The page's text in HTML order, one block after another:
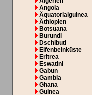
Angola
Äquatorialguinea
Äthiopien
Botsuana
Burundi
Dschibuti
Elfenbeinküste
Eritrea
Eswatini
Gabun
Gambia
Ghana
Guinea